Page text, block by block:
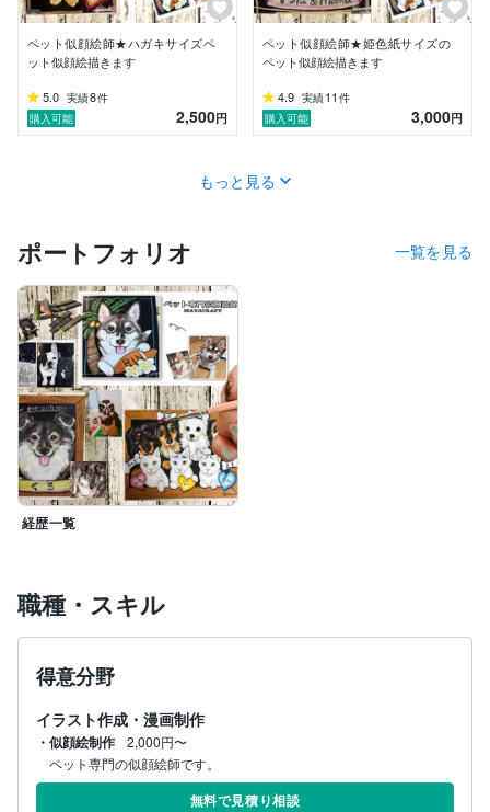
ペット似顔絵師★ハガキサイズペ
ット似顔絵描きます
5.0 実績8件
購入可能
2,500円
ペット似顔絵師★姫色紙サイズの
ペット似顔絵描きます
4.9 実績11 件
購入可能
3,000円
もっと見る
ポートフォリオ 一覧を見る
経歴一覧
職種・スキル
得意分野
イラスト作成・漫画制作
・似顔絵制作
2,000円〜
ペット専門の似顔絵師です。
無料で見積り相談